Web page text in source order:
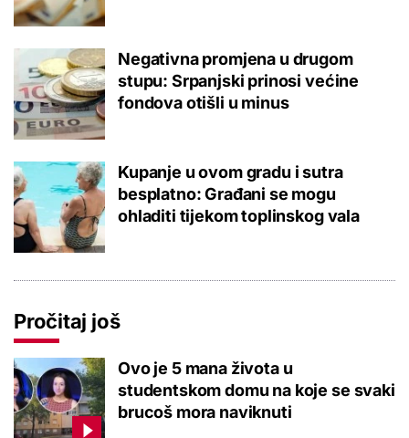
Negativna promjena u drugom
stupu: Srpanjski prinosi većine
fondova otišli u minus
Kupanje u ovom gradu i sutra
besplatno: Građani se mogu
ohladiti tijekom toplinskog vala
Pročitaj još
Ovo je 5 mana života u
studentskom domu na koje se svaki
brucoš mora naviknuti